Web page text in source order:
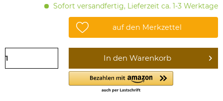
Sofort versandfertig, Lieferzeit ca. 1-3 Werktage
auf den Merkzettel
In den Warenkorb